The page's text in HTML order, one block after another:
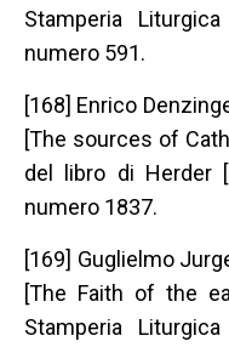
Stamperia
numero 591.
[168] Enrico
[The sources of
del libro di Herder
numero 1837.
[169] Guglielmo
[The Faith of the
Stamperia